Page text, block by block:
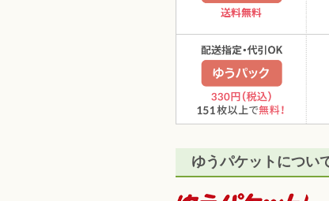
ゆうパケットについ